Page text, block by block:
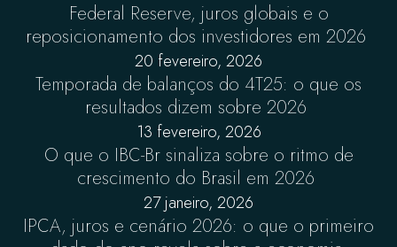
Federal Reserve, juros globais e o
reposicionamento dos investidores em 2026
20 fevereiro, 2026
Temporada de balanços do 4T25: o que os
resultados dizem sobre 2026
13 fevereiro, 2026
O que o IBC-Br sinaliza sobre o ritmo de
crescimento do Brasil em 2026
27 janeiro, 2026
IPCA, juros e cenário 2026: o que o primeiro